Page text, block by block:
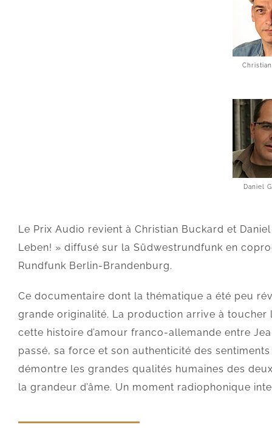
Daniel
Le Prix Audio revient à Christian Buckard et
Leben! » diffusé sur la Südwestrundfunk en
Rundfunk Berlin-Brandenburg.
Ce documentaire dont la thématique a été peu
grande originalité. La production arrive à toucher
cette histoire d’amour franco-allemande entre
passé, sa force et son authenticité des
démontre les grandes qualités humaines des
la grandeur d’âme. Un moment radiophonique